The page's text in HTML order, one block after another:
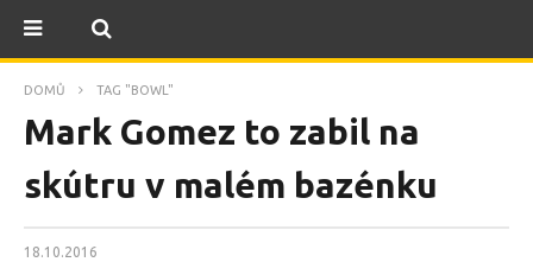
DOMŮ TAG "BOWL"
Mark Gomez to zabil na
skútru v malém bazénku
18.10.2016